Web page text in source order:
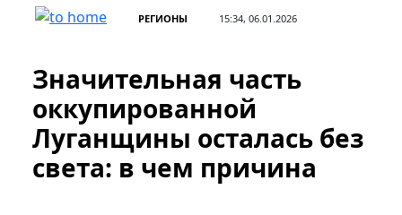
РЕГИОНЫ 15:34, 06.01.2026
Значительная часть
оккупированной
Луганщины осталась без
света: в чем причина